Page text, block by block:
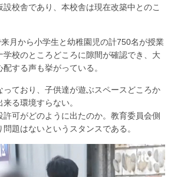
校舎であり、本校舎は現在改築中とのこ
月から小学生と幼稚園児の計750名が授業
学校のところどころに隙間が確認でき、大
する声も挙がっている。
ており、子供達が遊ぶスペースどころか
る環境すらない。
許可がどのように出たのか。教育委員会側
題はないというスタンスである。